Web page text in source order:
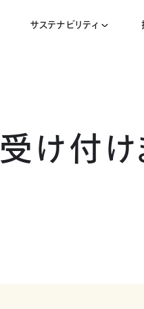
サステナビリティ
受け付け